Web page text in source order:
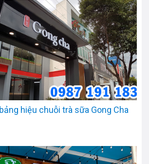
hiệu chuỗi trà sữa Gong Cha